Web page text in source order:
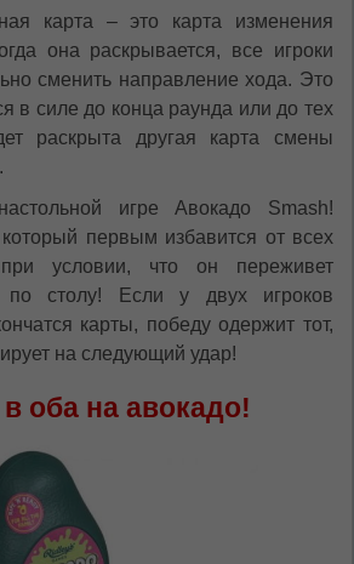
карта – это карта изменения
она раскрывается, все игроки
сменить направление хода. Это
в силе до конца раунда или до тех
раскрыта другая карта смены
игре Авокадо Smash!
который первым избавится от всех
условии, что он переживет
по столу! Если у двух игроков
карты, победу одержит тот,
на следующий удар!
оба на авокадо!